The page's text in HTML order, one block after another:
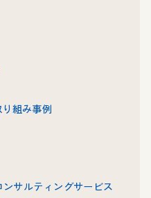
組み事例
サルティングサービス